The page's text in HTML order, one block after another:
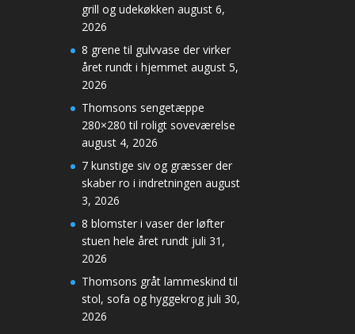
grill og udekøkken august 6,
2026
8 grene til gulvvase der virker
året rundt i hjemmet august 5,
2026
Thomsons sengetæppe
280×280 til roligt soveværelse
august 4, 2026
7 kunstige siv og græsser der
skaber ro i indretningen august
3, 2026
8 blomster i vaser der løfter
stuen hele året rundt juli 31,
2026
Thomsons gråt lammeskind til
stol, sofa og hyggekrog juli 30,
2026